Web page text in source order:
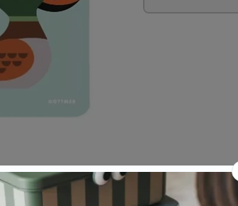
Specifications